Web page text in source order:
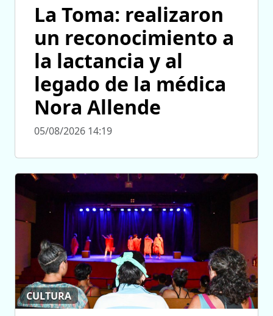
La Toma: realizaron
un reconocimiento a
la lactancia y al
legado de la médica
Nora Allende
05/08/2026 14:19
CULTURA